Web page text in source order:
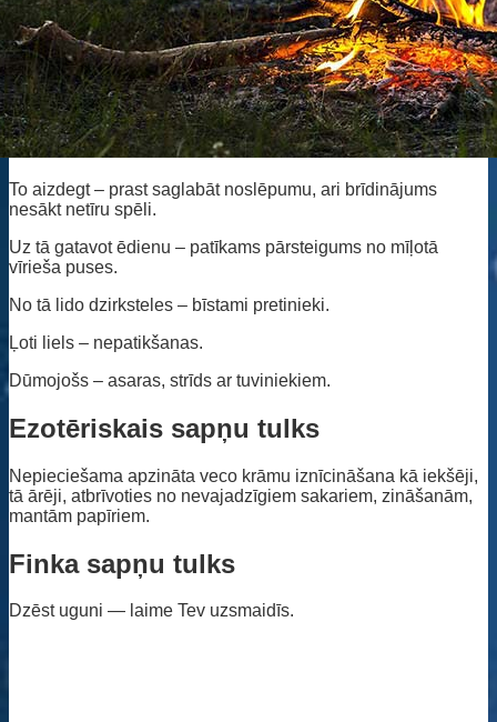
To aizdegt – prast saglabāt noslēpumu, ari brīdinājums
nesākt netīru spēli.
Uz tā gatavot ēdienu – patīkams pārsteigums no mīļotā
vīrieša puses.
No tā lido dzirksteles – bīstami pretinieki.
Ļoti liels – nepatikšanas.
Dūmojošs – asaras, strīds ar tuviniekiem.
Ezotēriskais sapņu tulks
Nepieciešama apzināta veco krāmu iznīcināšana kā iekšēji,
tā ārēji, atbrīvoties no nevajadzīgiem sakariem, zināšanām,
mantām papīriem.
Finka sapņu tulks
Dzēst uguni — laime Tev uzsmaidīs.